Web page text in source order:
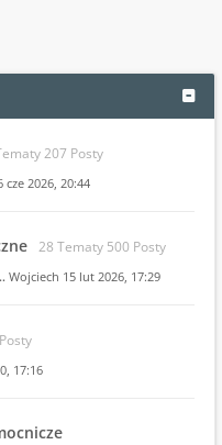
207 Posty
cze 2026, 20:44
28 Tematy 500 Posty
Wojciech 15 lut 2026, 17:29
17:16